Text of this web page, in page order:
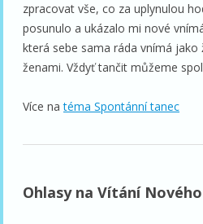
zpracovat vše, co za uplynulou
posunulo a ukázalo mi nové
která sebe sama ráda vnímá
ženami. Vždyť tančit můžeme
Více natéma Spontánní tanec
Ohlasy na Vítání